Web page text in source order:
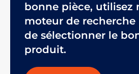
bonne pièce, utilisez
moteur de
de sélectionner le
produit.